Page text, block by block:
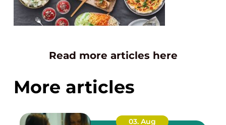
Read more articles here
More articles
03. Aug